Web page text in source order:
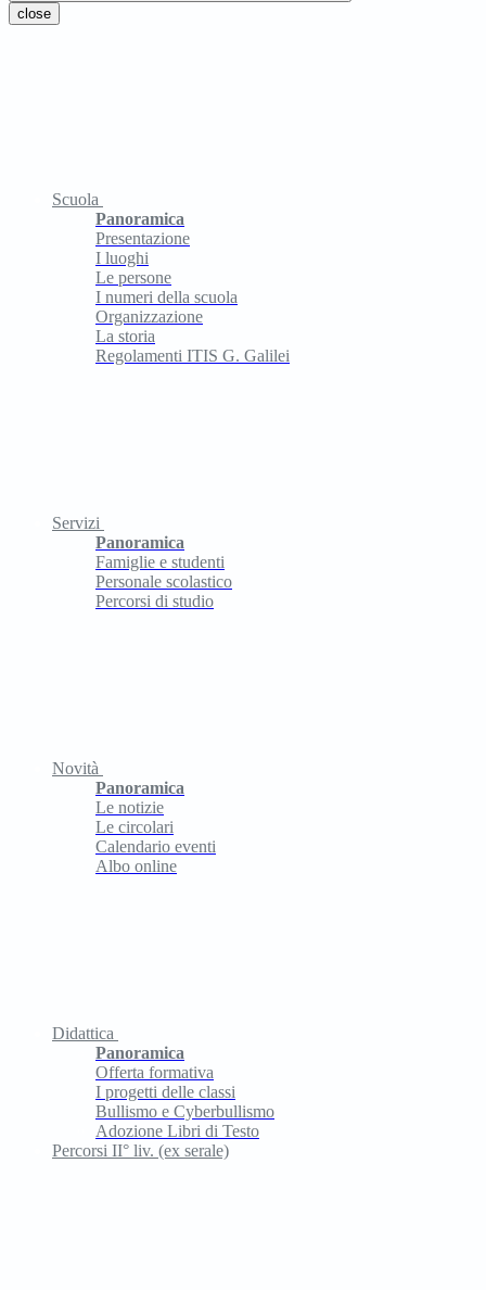
close
Scuola
Panoramica
Presentazione
I luoghi
Le persone
I numeri della scuola
Organizzazione
La storia
Regolamenti ITIS G. Galilei
Servizi
Panoramica
Famiglie e studenti
Personale scolastico
Percorsi di studio
Novità
Panoramica
Le notizie
Le circolari
Calendario eventi
Albo online
Didattica
Panoramica
Offerta formativa
I progetti delle classi
Bullismo e Cyberbullismo
Adozione Libri di Testo
Percorsi II° liv. (ex serale)